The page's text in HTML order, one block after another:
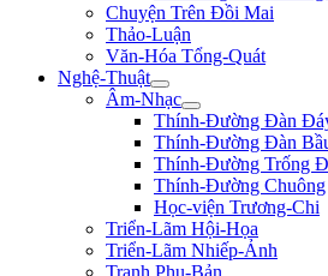
Chuyện Trên Đồi Mai
Thảo-Luận
Văn-Hóa Tổng-Quát
Nghệ-Thuật
Âm-Nhạc
Thính-Đường Đàn
Thính-Đường Đàn
Thính-Đường Trống
Thính-Đường Chuông
Học-viện Trương-Chi
Triển-Lãm Hội-Họa
Triển-Lãm Nhiếp-Ảnh
Tranh Phụ-Bản